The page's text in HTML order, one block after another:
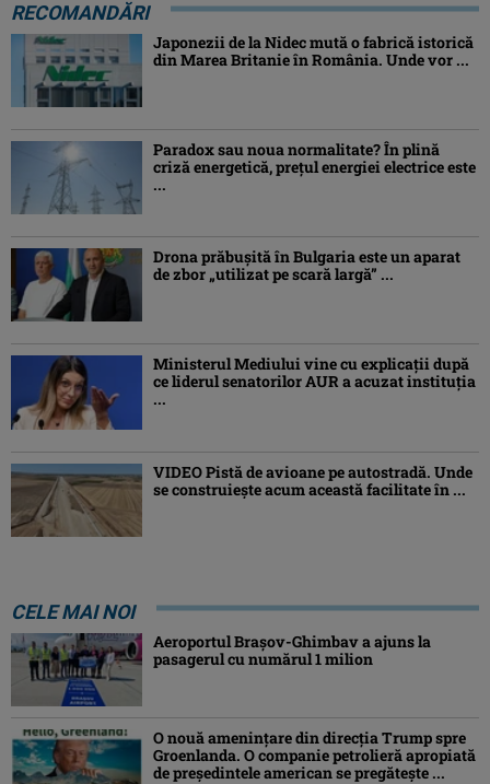
RECOMANDĂRI
Japonezii de la Nidec mută o fabrică istorică
din Marea Britanie în România. Unde vor ...
Paradox sau noua normalitate? În plină
criză energetică, prețul energiei electrice este
...
Drona prăbuşită în Bulgaria este un aparat
de zbor „utilizat pe scară largă” ...
Ministerul Mediului vine cu explicații după
ce liderul senatorilor AUR a acuzat instituția
...
VIDEO Pistă de avioane pe autostradă. Unde
se construiește acum această facilitate în ...
CELE MAI NOI
Aeroportul Brașov-Ghimbav a ajuns la
pasagerul cu numărul 1 milion
O nouă amenințare din direcția Trump spre
Groenlanda. O companie petrolieră apropiată
de președintele american se pregătește ...